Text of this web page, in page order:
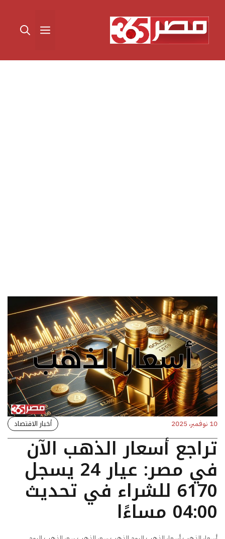
المحتوى القائمة
10 نوفمبر، 2025 أخبار الاقتصاد
تراجع أسعار الذهب الآن
في مصر: عيار 24 يسجل
6170 للشراء في تحديث
04:00 مساءًا